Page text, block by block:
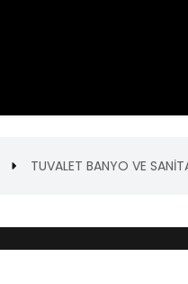
TUVALET BANYO VE